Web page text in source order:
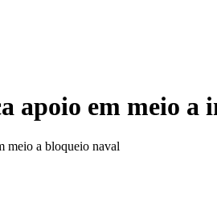
apoio em meio a
meio a bloqueio naval